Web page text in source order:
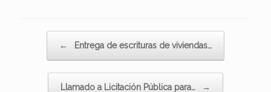
← Entrega de escrituras de viviendas…
Llamado a Licitación Pública para… →